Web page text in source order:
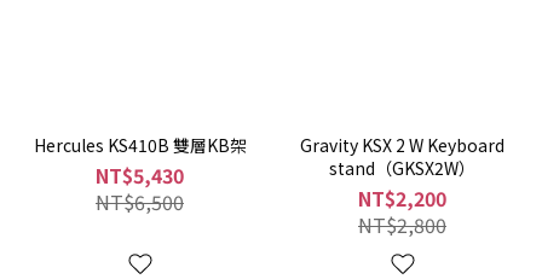
Hercules KS410B 雙層KB架
NT$5,430
NT$6,500
Gravity KSX 2 W Keyboard
stand（GKSX2W）
NT$2,200
NT$2,800